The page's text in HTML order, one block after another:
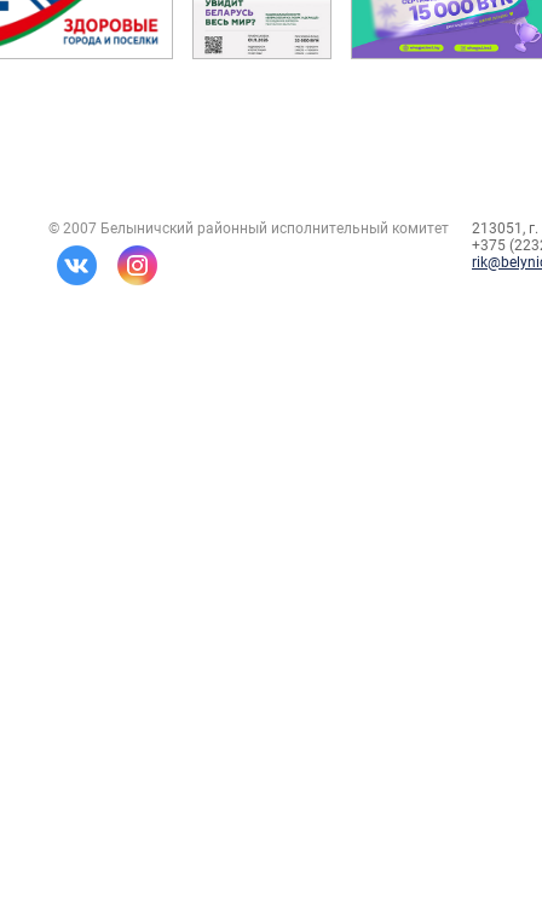
© 2007 Белыничский районный исполнительный комитет
213051,
+375